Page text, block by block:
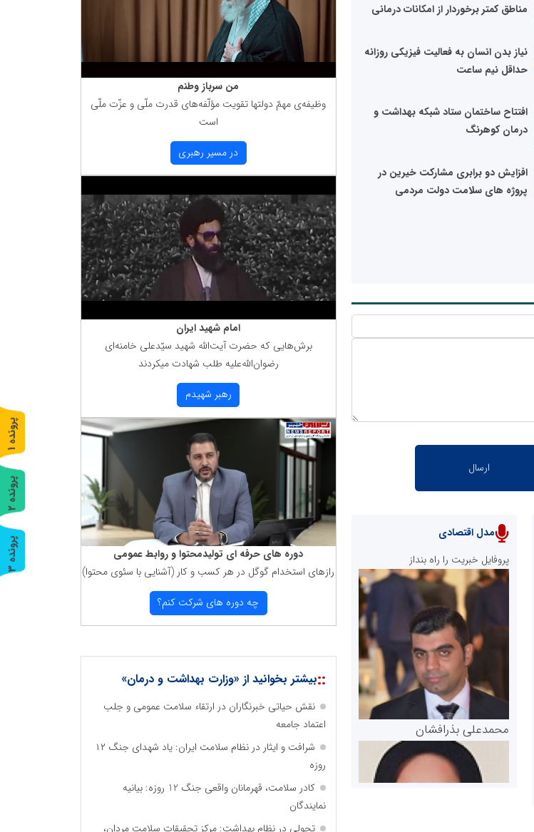
مناطق کمتر برخوردار از امکانات درمانی
نیاز بدن انسان به فعالیت فیزیکی روزانه
حداقل نیم ساعت
افتتاح ساختمان ستاد شبکه بهداشت و
درمان کوهرنگ
افزایش دو برابری مشارکت خیرین در
پروژه های سلامت دولت مردمی
مدل اقتصادی
پروفایل خبریت را راه بنداز
محمدعلی بذرافشان
من سرباز وطنم
وظیفه‌ی مهمّ دولتها تقویت مؤلّفه‌های قدرت ملّی و عزّت ملّی
است
در مسیر رهبری
امام شهید ایران
برش‌هایی كه حضرت آیت‌الله شهید سیّدعلی خامنه‌ای
رضوان‌الله‌علیه طلب شهادت میكردند
رهبر شهیدم
دوره های حرفه ای تولیدمحتوا و روابط عمومی
رازهای استخدام گوگل در هر كسب و كار (آشنایی با سئوی محتوا)
چه دوره های شركت كنم؟
::بیشتر بخوانید از «وزارت بهداشت و درمان»
نقش حیاتی خبرنگاران در ارتقاء سلامت عمومی و جلب
اعتماد جامعه
شرافت و ایثار در نظام سلامت ایران: یاد شهدای جنگ ۱۲
روزه
کادر سلامت، قهرمانان واقعی جنگ 12 روزه: بیانیه
نمایندگان
تحولی در نظام بهداشت: مرکز تحقیقات سلامت مردان،
پ
ر
و
ن
د
ه
1
پ
ر
و
ن
د
ه
2
پ
ر
و
ن
د
ه
3